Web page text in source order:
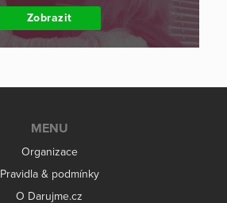
Zobrazit
MENU
Organizace
Pravidla & podmínky
O Darujme.cz